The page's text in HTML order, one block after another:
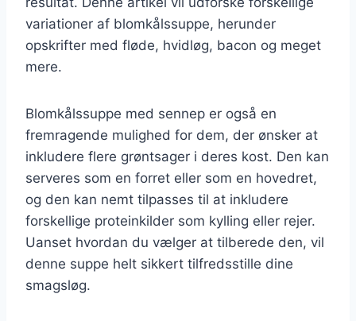
variationer af blomkålssuppe, herunder
opskrifter med fløde, hvidløg, bacon og meget
mere.
Blomkålssuppe med sennep er også en
fremragende mulighed for dem, der ønsker at
inkludere flere grøntsager i deres kost. Den kan
serveres som en forret eller som en hovedret,
og den kan nemt tilpasses til at inkludere
forskellige proteinkilder som kylling eller rejer.
Uanset hvordan du vælger at tilberede den, vil
denne suppe helt sikkert tilfredsstille dine
smagsløg.